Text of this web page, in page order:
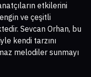
etkilerini
ve çeşitli
Sevcan Orhan, bu
kendi tarzını
melodiler sunmayı